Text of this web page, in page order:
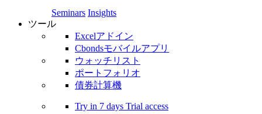
Seminars Insights
ツール
Excelアドイン
Cbondsモバイルアプリ
ウォッチリスト
ポートフォリオ
債券計算機
Try in 7 days Trial access